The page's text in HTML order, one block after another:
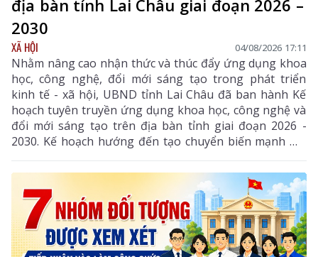
địa bàn tỉnh Lai Châu giai đoạn 2026 –
2030
XÃ HỘI 04/08/2026 17:11
Nhằm nâng cao nhận thức và thúc đẩy ứng dụng khoa
học, công nghệ, đổi mới sáng tạo trong phát triển
kinh tế - xã hội, UBND tỉnh Lai Châu đã ban hành Kế
hoạch tuyên truyền ứng dụng khoa học, công nghệ và
đổi mới sáng tạo trên địa bàn tỉnh giai đoạn 2026 -
2030. Kế hoạch hướng đến tạo chuyển biến mạnh mẽ
từ nhận thức đến hành động, phát huy vai trò của
khoa học, công nghệ, đổi mới sáng tạo và chuyển đổi
số, góp phần thực hiện hiệu quả các mục tiêu phát
triển của tỉnh trong giai đoạn mới.